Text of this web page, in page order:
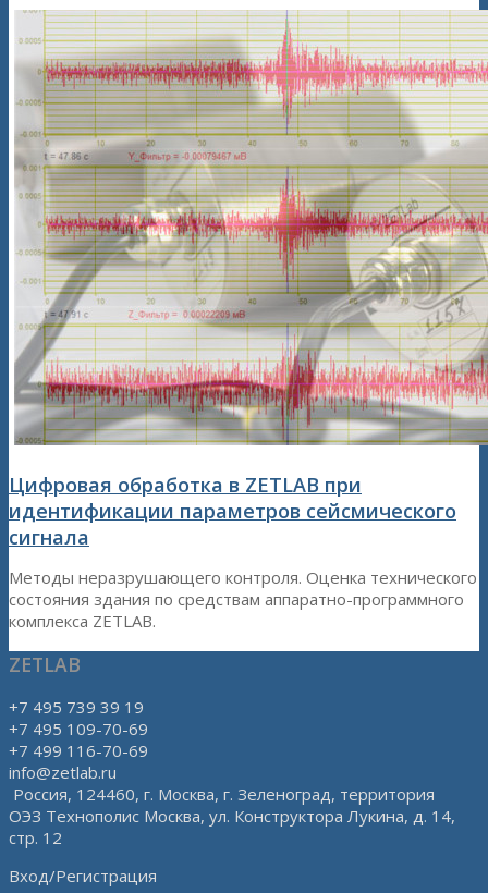
Цифровая обработка в ZETLAB при
идентификации параметров сейсмического
сигнала
Методы неразрушающего контроля. Оценка технического
состояния здания по средствам аппаратно-программного
комплекса ZETLAB.
ZETLAB
+7 495 739 39 19
+7 495 109-70-69
+7 499 116-70-69
info@zetlab.ru
Россия, 124460, г. Москва, г. Зеленоград, территория
ОЭЗ Технополис Москва, ул. Конструктора Лукина, д. 14,
стр. 12
Вход/Регистрация